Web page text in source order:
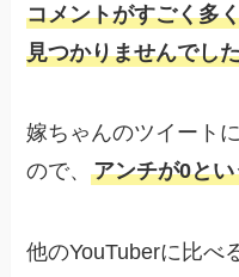
コメントがすごく多
見つかりませんでし
嫁ちゃんのツイート
ので、アンチが0と
他のYouTuberに比べ